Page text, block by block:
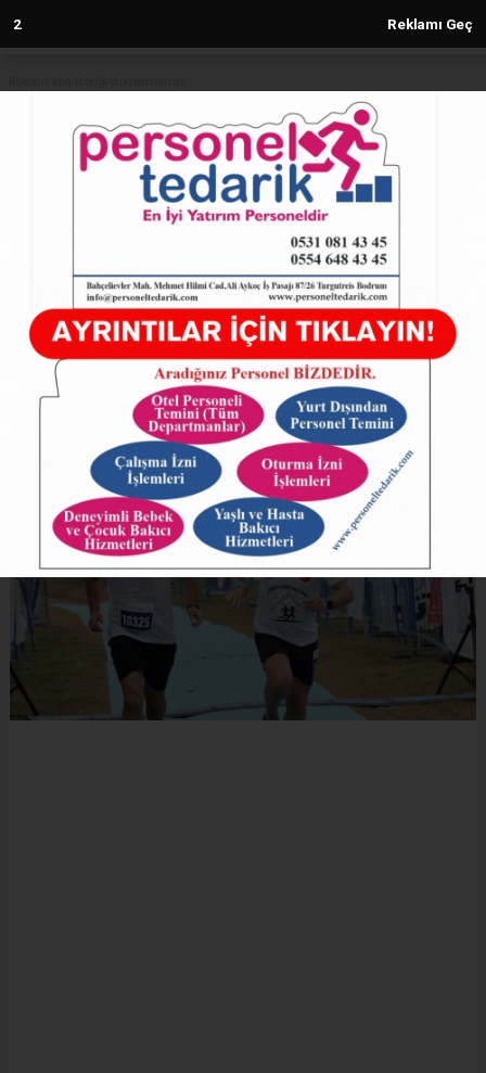
1 Reklamı Geç
Anasayfa
Gebze Ultra Traili Denizli Göleti’nde
koşuldu
26.05.2024 - 13:08, Güncelleme: 26.05.2024 - 13:08
4783+ kez okundu.
ABONE OL